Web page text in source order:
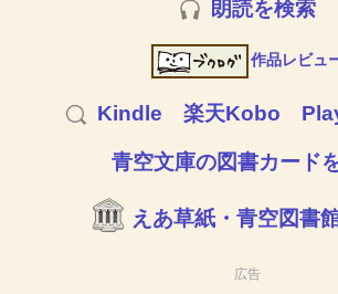
朗読を検索
作品レビュ
Kindle 楽天Kobo
青空文庫の図書カード
えあ草紙・青空図書
広告